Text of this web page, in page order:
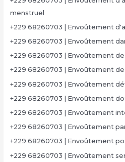
menstruel
+229 68260703 | Envoûtement
+229 68260703 | Envoûtement
+229 68260703 | Envoûtement
+229 68260703 | Envoûtement
+229 68260703 | Envoûtement
+229 68260703 | Envoûtement
+229 68260703 | Envoûtement
+229 68260703 | Envoûtement
+229 68260703 | Envoûtement
+229 68260703 | Envoûtement